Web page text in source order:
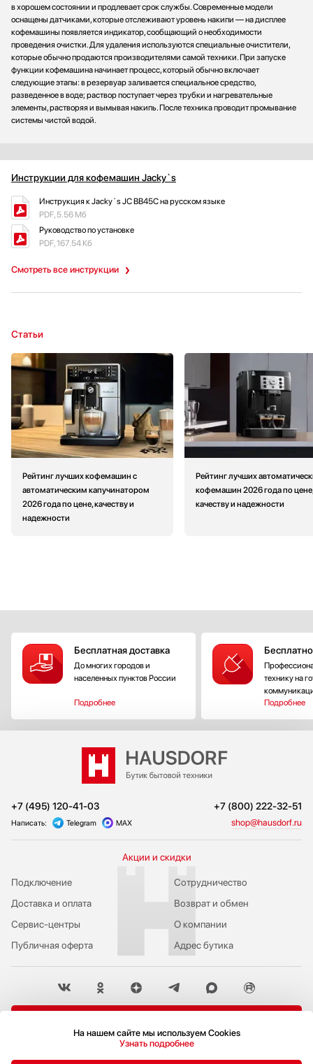
в хорошем состоянии и продлевает срок службы. Современные модели
оснащены датчиками, которые отслеживают уровень накипи — на дисплее
кофемашины появляется индикатор, сообщающий о необходимости
проведения очистки. Для удаления используются специальные очистители,
которые обычно продаются производителями самой техники. При запуске
функции кофемашина начинает процесс, который обычно включает
следующие этапы: в резервуар заливается специальное средство,
разведенное в воде; раствор поступает через трубки и нагревательные
элементы, растворяя и вымывая накипь. После техника проводит промывание
системы чистой водой.
Инструкции для кофемашин Jacky`s
Смотреть все инструкции
Инструкция к Jacky`s JC BB45C на русском языке
PDF, 5.56 Мб
Руководство по установке
PDF, 167.54 Кб
Статьи
Рейтинг лучших кофемашин с
автоматическим капучинатором
2026 года по цене, качеству и
надежности
Рейтинг лучших
кофемашин 2026 года по цене,
качеству и надежности
Бесплатная доставка
До многих городов и
населенных пунктов России
Подробнее
технику на
Подробнее
© 2009-2026 Бутик бытовой техники Hausdorf
+7 (495) 120-41-03 +7 (800) 222-32-51
Написать: Telegram MAX shop@hausdorf.ru
Акции и скидки
Подключение
Публичная оферта
Сервис-центры
Доставка и оплата
Сотрудничество
Возврат и обмен
О компании
Адрес бутика
Политика конфиденциальности
На нашем сайте мы используем Cookies
Узнать подробнее